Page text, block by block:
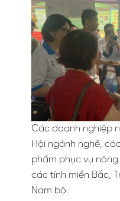
Các doanh nghiệp
Hội ngành nghề,
phẩm phục vụ nông
các tỉnh miền Bắc,
Nam bộ.